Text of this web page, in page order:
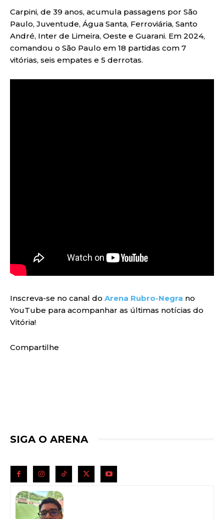
Carpini, de 39 anos, acumula passagens por São
Paulo, Juventude, Água Santa, Ferroviária, Santo
André, Inter de Limeira, Oeste e Guarani. Em 2024,
comandou o São Paulo em 18 partidas com 7
vitórias, seis empates e 5 derrotas.
Inscreva-se no canal do Arena Rubro-Negra no
YouTube para acompanhar as últimas notícias do
Vitória!
Compartilhe
SIGA O ARENA